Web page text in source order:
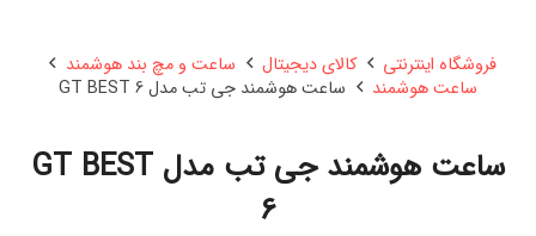
فروشگاه اینترنتی کالای دیجیتال
ساعت و مچ بند هوشمند
ساعت هوشمند
ساعت هوشمند جی تب مدل GT BEST 6
ساعت هوشمند جی تب مدل GT BEST
6